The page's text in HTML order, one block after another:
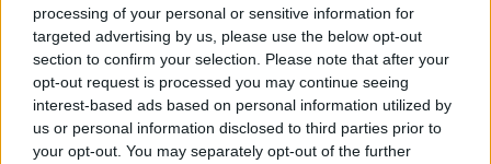
processing of your personal or sensitive information for
targeted advertising by us, please use the below opt-out
section to confirm your selection. Please note that after your
opt-out request is processed you may continue seeing
interest-based ads based on personal information utilized by
us or personal information disclosed to third parties prior to
your opt-out. You may separately opt-out of the further
Τον θυμήθηκα εκεί στη σκιά του Αγίου Θεράποντα
να μας απαγγέλει τον ύμνο της Μεγάλης
Παρασκευής Άργησα αλλά κατάλαβα πως ο ύμνος
ετούτος μιλάει για τον Χριστό, τον… ξένο.
«δός μοι τοῦτον τὸν ξένον, τὸν ἐκ βρέφους ὡς